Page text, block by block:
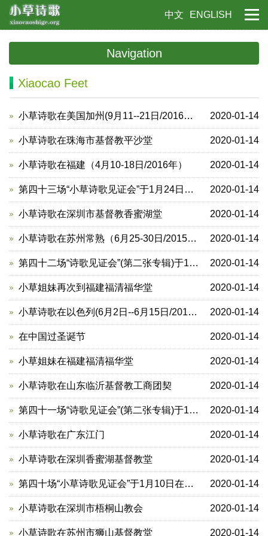
中文 ENGLISH
Navigation
Xiaocao Feet
小草诗歌在美国加州(9月11--21日/2016年） 2020-01-14
小草诗歌在珠海市基督教平沙堂 2020-01-14
小草诗歌在福建（4月10-18日/2016年） 2020-01-14
第四十三场“小草诗歌见证会”于1月24日晚在福州东门教堂举行 2020-01-14
小草诗歌在深圳市基督教香蜜湖堂 2020-01-14
小草诗歌在苏州常熟（6月25-30日/2015年） 2020-01-14
第四十二场“诗歌见证会”(第二张专辑)于1月23日晚在福州花巷堂举行 2020-01-14
小草姐妹再次到福建福清福华堂 2020-01-14
小草诗歌在以色列(6月2日--6月15日/2015年） 2020-01-14
在中国过圣诞节 2020-01-14
小草姐妹在福建福清福华堂 2020-01-14
小草诗歌在山东临沂基督教工商团契 2020-01-14
第四十一场“诗歌见证会”(第二张专辑)于1月15日在深圳主丰盛教会举行 2020-01-14
小草诗歌在广东江门 2020-01-14
小草诗歌在深圳香蜜湖基督教堂 2020-01-14
第四十场“小草诗歌见证会”于1月10日在广东东莞市凤岗镇雁田举行 2020-01-14
小草诗歌在深圳市梧桐山教会 2020-01-14
小草诗歌在苏州市狮山基督教堂 2020-01-14